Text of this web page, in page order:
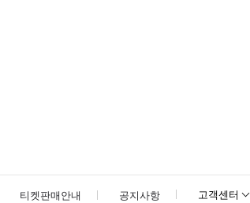
티켓판매안내 공지사항 고객센터